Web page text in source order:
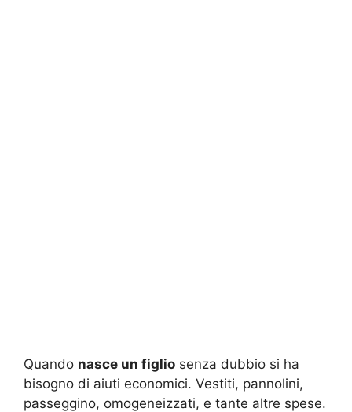
Quando nasce un figlio senza dubbio si ha
bisogno di aiuti economici. Vestiti, pannolini,
passeggino, omogeneizzati, e tante altre spese.